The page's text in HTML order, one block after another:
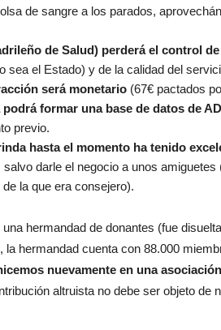
de sangre a los parados,
de Salud) perderá el control
sea el Estado) y de la calidad del
será monetario (67€ pactados
formar una base de datos de
previo.
hasta el momento ha tenido
salvo darle el negocio a unos
la que era consejero).
hermandad de donantes (fue
la hermandad cuenta con 88.000
nuevamente en una
altruista no debe ser objeto de